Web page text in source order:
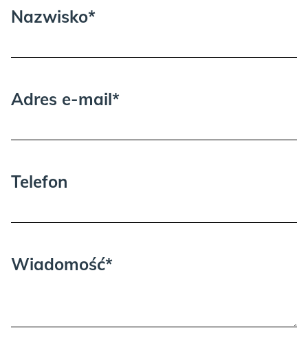
Nazwisko*
Adres e-mail*
Telefon
Wiadomość*